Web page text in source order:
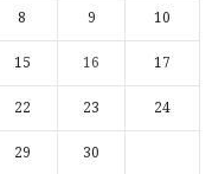
8 9 10
15 16 17
22 23 24
29 30